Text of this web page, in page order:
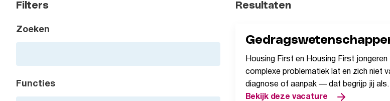
Filters
Zoeken
Functies
Resultaten
Housing First en Housing First jongeren
complexe problematiek lat en zich niet
diagnose of aanpak — dat begrijp jij als
gedragswetenschapper maar al te goed.
Bekijk deze vacature